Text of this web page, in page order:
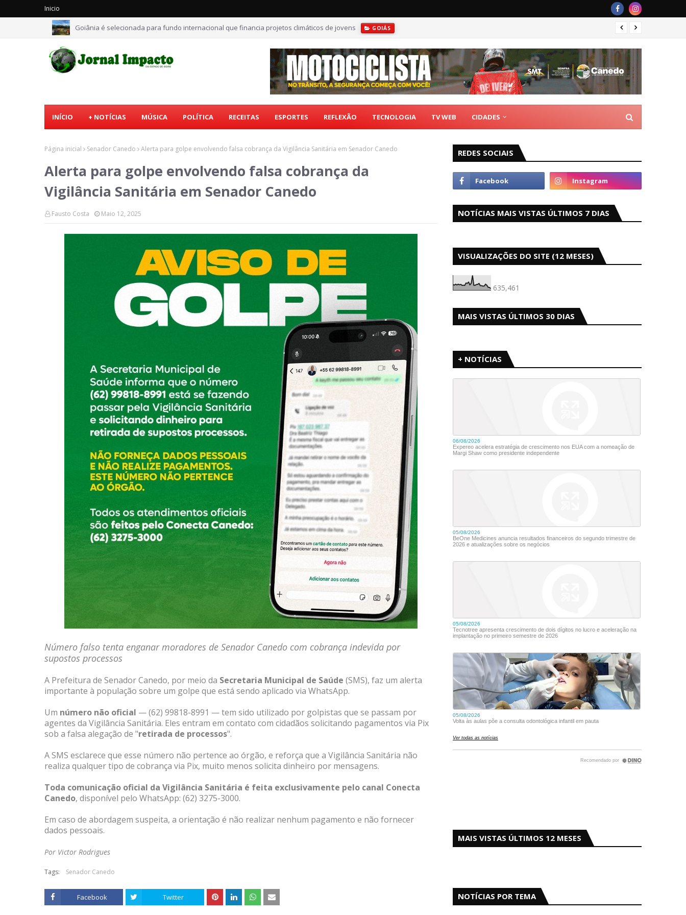
Inicio
Goiânia é selecionada para fundo internacional que financia projetos climáticos de jovens GOIÁS
INÍCIO + NOTÍCIAS MÚSICA POLÍTICA RECEITAS ESPORTES REFLEXÃO TECNOLOGIA TV WEB CIDADES
Página inicial Senador Canedo Alerta para golpe envolvendo falsa cobrança da Vigilância Sanitária em Senador Canedo
Alerta para golpe envolvendo falsa cobrança da
Vigilância Sanitária em Senador Canedo
Fausto Costa Maio 12, 2025
Número falso tenta enganar moradores de Senador Canedo com cobrança indevida por
supostos processos
A Prefeitura de Senador Canedo, por meio da Secretaria Municipal de Saúde (SMS), faz um alerta
importante à população sobre um golpe que está sendo aplicado via WhatsApp.
Um número não oficial — (62) 99818-8991 — tem sido utilizado por golpistas que se passam por
agentes da Vigilância Sanitária. Eles entram em contato com cidadãos solicitando pagamentos via Pix
sob a falsa alegação de "retirada de processos".
A SMS esclarece que esse número não pertence ao órgão, e reforça que a Vigilância Sanitária não
realiza qualquer tipo de cobrança via Pix, muito menos solicita dinheiro por mensagens.
Toda comunicação oficial da Vigilância Sanitária é feita exclusivamente pelo canal Conecta
Canedo, disponível pelo WhatsApp: (62) 3275-3000.
Em caso de abordagem suspeita, a orientação é não realizar nenhum pagamento e não fornecer
dados pessoais.
Por Victor Rodrigues
Tags: Senador Canedo
Facebook Twitter
REDES SOCIAIS
NOTÍCIAS MAIS VISTAS ÚLTIMOS 7 DIAS
VISUALIZAÇÕES DO SITE (12 MESES)
635,461
MAIS VISTAS ÚLTIMOS 30 DIAS
+ NOTÍCIAS
MAIS VISTAS ÚLTIMOS 12 MESES
NOTÍCIAS POR TEMA